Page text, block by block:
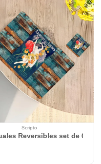
+ 6 Portavasos Caballito
Scripto
Reversibles set de 6